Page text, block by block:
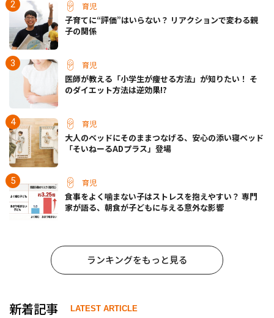
育児
子育てに“評価”はいらない？ リアクションで変わる親
子の関係
育児
医師が教える「小学生が痩せる方法」が知りたい！ そ
のダイエット方法は逆効果!?
育児
大人のベッドにそのままつなげる、安心の添い寝ベッド
「そいねーるADプラス」登場
育児
食事をよく噛まない子はストレスを抱えやすい？ 専門
家が語る、朝食が子どもに与える意外な影響
ランキングをもっと見る
新着記事 LATEST ARTICLE